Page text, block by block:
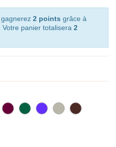
2 points grâce à
panier totalisera 2